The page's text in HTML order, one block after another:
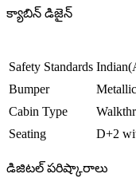
క్యాబిన్ డిజైన్
Safety Standards
Bumper
Cabin Type
Seating
D+2
డిజిటల్ పరిష్కారాలు